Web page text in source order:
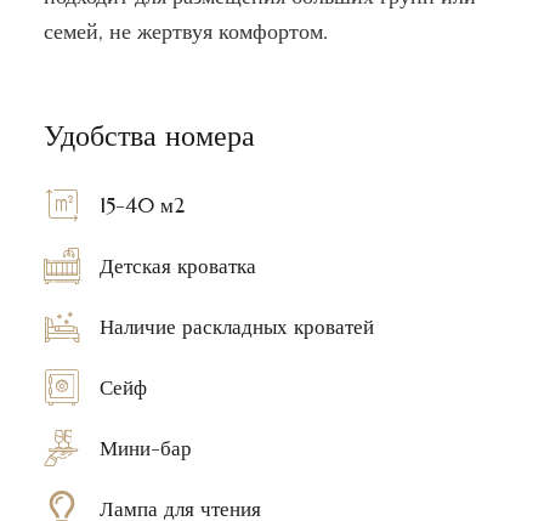
семей, не жертвуя комфортом.
Удобства номера
15-40 м2
Детская кроватка
Наличие раскладных кроватей
Сейф
Мини-бар
Лампа для чтения